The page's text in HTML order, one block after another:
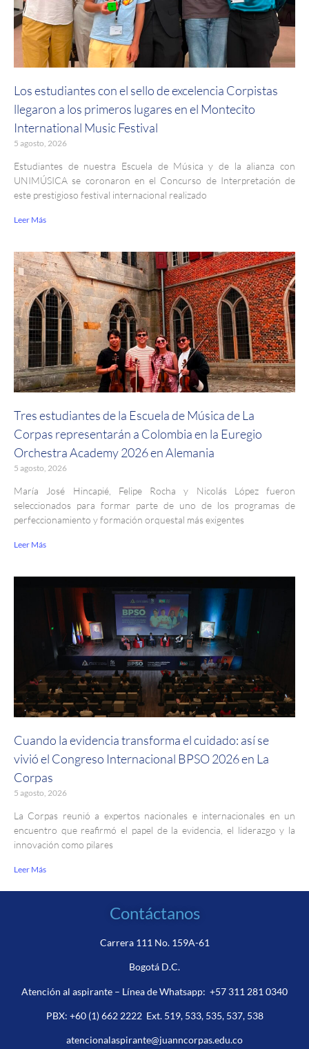
Los estudiantes con el sello de excelencia Corpistas
llegaron a los primeros lugares en el Montecito
International Music Festival
5 agosto, 2026
Estudiantes de nuestra Escuela de Música y de la alianza con
UNIMÚSICA se coronaron en el Concurso de Interpretación de
este prestigioso festival internacional realizado
Leer Más
Tres estudiantes de la Escuela de Música de La
Corpas representarán a Colombia en la Euregio
Orchestra Academy 2026 en Alemania
5 agosto, 2026
María José Hincapié, Felipe Rocha y Nicolás López fueron
seleccionados para formar parte de uno de los programas de
perfeccionamiento y formación orquestal más exigentes
Leer Más
Cuando la evidencia transforma el cuidado: así se
vivió el Congreso Internacional BPSO 2026 en La
Corpas
5 agosto, 2026
La Corpas reunió a expertos nacionales e internacionales en un
encuentro que reafirmó el papel de la evidencia, el liderazgo y la
innovación como pilares
Leer Más
Contáctanos
Carrera 111 No. 159A-61
Bogotá D.C.
Atención al aspirante – Línea de Whatsapp: +57 311 281 0340
PBX: +60 (1) 662 2222Ext. 519, 533, 535, 537, 538
atencionalaspirante@juanncorpas.edu.co